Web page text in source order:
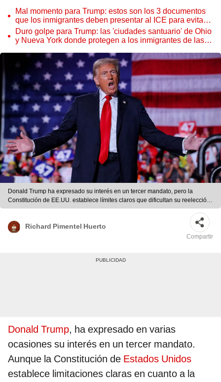
Mal momento para Trump: estos son los 3 documentos
que los inmigrantes deben presentar al ICE para evitar
la deportación en EEUU
Duro golpe para Trump: las 'ciudades santuario' de Ohio
y Nueva York donde protegen a los inmigrantes de las
Donald Trump ha expresado su interés en un tercer mandato, pero la
Constitución de EE.UU. establece límites claros que dificultan su reelección,
incluyendo la ENMIENDA 22 y posibles estrategias legales. Foto:
Richard Pimentel Huerto
Compartir
Donald Trump, ha expresado en varias
ocasiones su interés en un tercer mandato.
Aunque la Constitución de Estados Unidos
establece limitaciones claras en cuanto a la